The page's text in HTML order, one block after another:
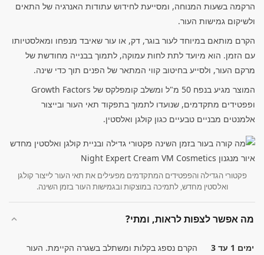
הרקמה בשעות המנוחה, ומסייעת לחידוש עתודות האנרגיה של התאים
ולשיקום גמישות העור.
הקרם מותאם במיוחד לעור בוגר, דק, או עור שאיבד מנפחו ומאלסטיותו
עם הזמן. הוא מיועד לתת לחות עמוקה, לתמוך בבנייה מחודשת של
מרקם העור, ולסייע בחיטוב קווי המתאר של הפנים תוך כדי שינה.
המוצר מגיע בנפח 50 מ"ל ומשלב קומפלקס של Growth Factors
ופפטידים מתקדמים, שנועדו לתמוך בתפקוד תאי העור ובייצור
אלמנטים מבניים טבעיים כגון קולגן ואלסטין.
פקטורי הגדילה והפפטידים המתקדמים מפעילים את תאי העור לייצור קולגן
ואלסטין מחדש, לתמיכה במוצקות ובגמישות העור בזמן השינה.
מה אפשר לצפות לראות, ומתי?
ימים 1 עד 3
הקרם נספג בקלות ומשתלב בשגרה הקיימת. העור